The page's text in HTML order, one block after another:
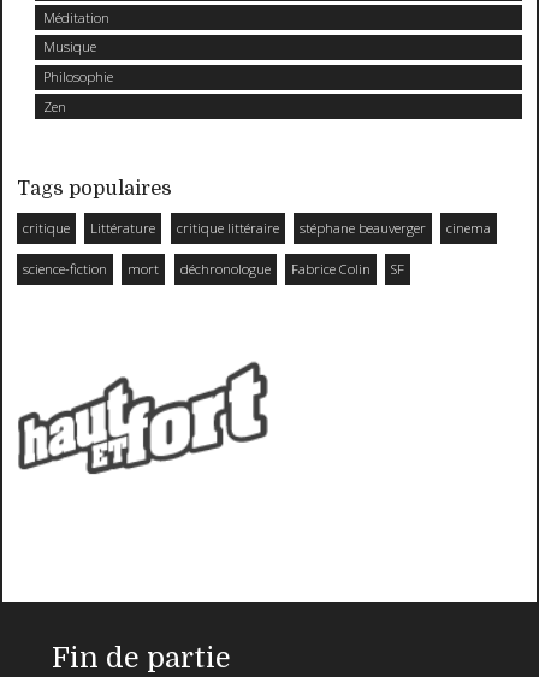
Méditation
Musique
Philosophie
Zen
Tags populaires
critique Littérature critique littéraire stéphane beauverger cinema
science-fiction mort déchronologue Fabrice Colin SF
Fin de partie